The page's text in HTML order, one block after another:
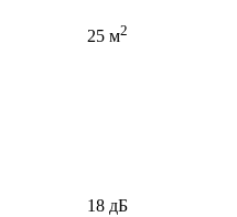
25 м2
18 дБ